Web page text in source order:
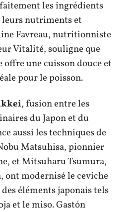
les ingrédients
leurs nutriments et
Favreau, nutritionniste
Vitalité, souligne que
offre une cuisson douce et
pour le poisson.
, fusion entre les
du Japon et du
aussi les techniques de
Matsuhisa, pionnier
et Mitsuharu Tsumura,
ont modernisé le ceviche
éléments japonais tels
et le miso. Gastón